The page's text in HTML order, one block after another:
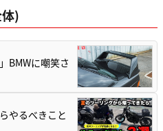
)
BMWに嘲笑さ
やるべきこと